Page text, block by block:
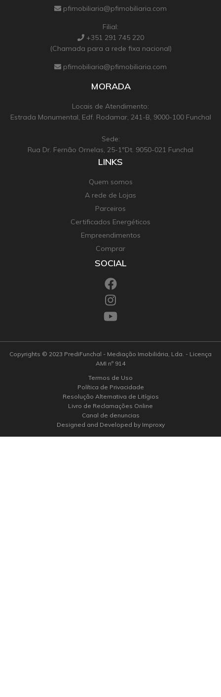
pfimobiliaria@pfimobiliaria.com
Filial:
+351 291 745 220
(Chamada para a rede fixa nacional)
pfimobiliaria@pfimobiliaria.com
MORADA
Locais de Atendimento:
Estrada Monumental, Edf. Rodamar, 241-B, 9000-100 Funchal
Sede:
Rua Dr. Fernão Ornelas, 25-1ºDt. 9050-021 Funchal
LINKS
Quem somos
A rede de Lojas
Parceiros
Certificados Energéticos
Empreendimentos
Comprar
SOCIAL
Copyrights © 2023 PrediFunchal - Mediação Imobiliária, Lda. - Licença
AMI nº 914
Termos de Uso
Política de Privacidade
Resolução Alternativa de Litígios
Livro de Reclamações Online
Canal de denuncias
Designed and Developed by Improxy